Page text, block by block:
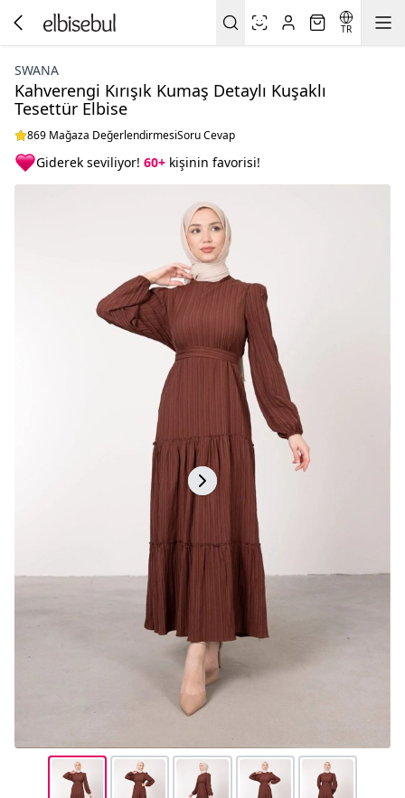
TR
SWANA
Kahverengi Kırışık Kumaş Detaylı Kuşaklı
Tesettür Elbise
869 Mağaza DeğerlendirmesiSoru Cevap
Giderek seviliyor! 60+ kişinin favorisi!